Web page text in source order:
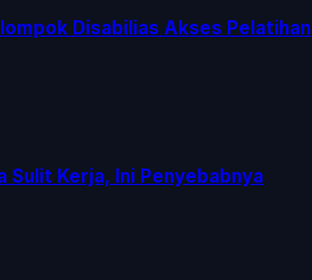
Disabilias Akses Pelatihan
Sulit Kerja, Ini Penyebabnya